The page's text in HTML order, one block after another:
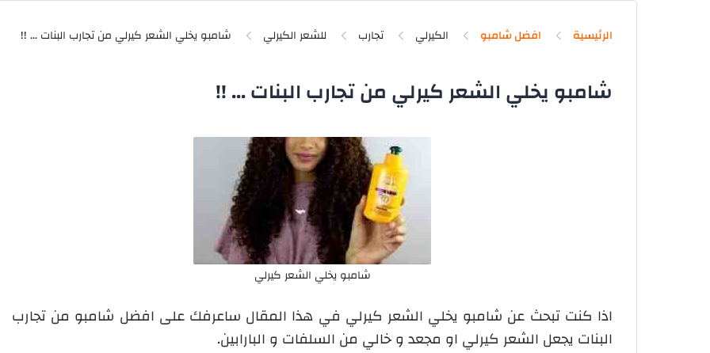
الرئيسية افضل شامبو الكيرلي تجارب للشعر الكيرلي
شامبو يخلي الشعر كيرلي من تجارب البنات ... !!
شامبو يخلي الشعر كيرلي
اذا كنت تبحث عن شامبو يخلي الشعر كيرلي في هذا المقال ساعرفك على افضل شامبو من تجارب
البنات يجعل الشعر كيرلي او مجعد و خالي من السلفات و البارابين.